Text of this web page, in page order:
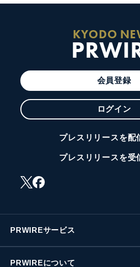
KYODO
会員登録
ログイン
プレスリリースを配
プレスリリースを受
PRWIREサービス
PRWIREについて